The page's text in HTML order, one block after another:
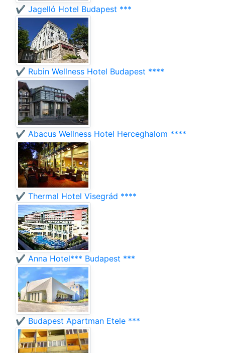
✔️ Jagelló Hotel Budapest ***
✔️ Rubin Wellness Hotel Budapest ****
✔️ Abacus Wellness Hotel Herceghalom ****
✔️ Thermal Hotel Visegrád ****
✔️ Anna Hotel*** Budapest ***
✔️ Budapest Apartman Etele ***